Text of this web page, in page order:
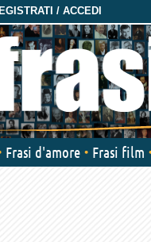
/ ACCEDI
Frasi d'amore Frasi film